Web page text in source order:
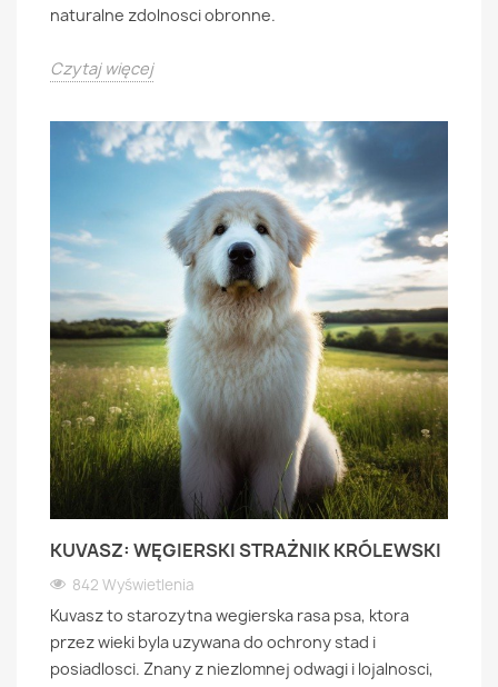
naturalne zdolnosci obronne.
Czytaj więcej
KUVASZ: WĘGIERSKI STRAŻNIK KRÓLEWSKI
842 Wyświetlenia
Kuvasz to starozytna wegierska rasa psa, ktora
przez wieki byla uzywana do ochrony stad i
posiadlosci. Znany z niezlomnej odwagi i lojalnosci,